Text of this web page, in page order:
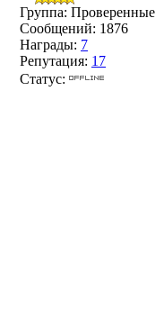
Группа: Проверенные
Сообщений: 1876
Награды: 7
Репутация: 17
Статус: